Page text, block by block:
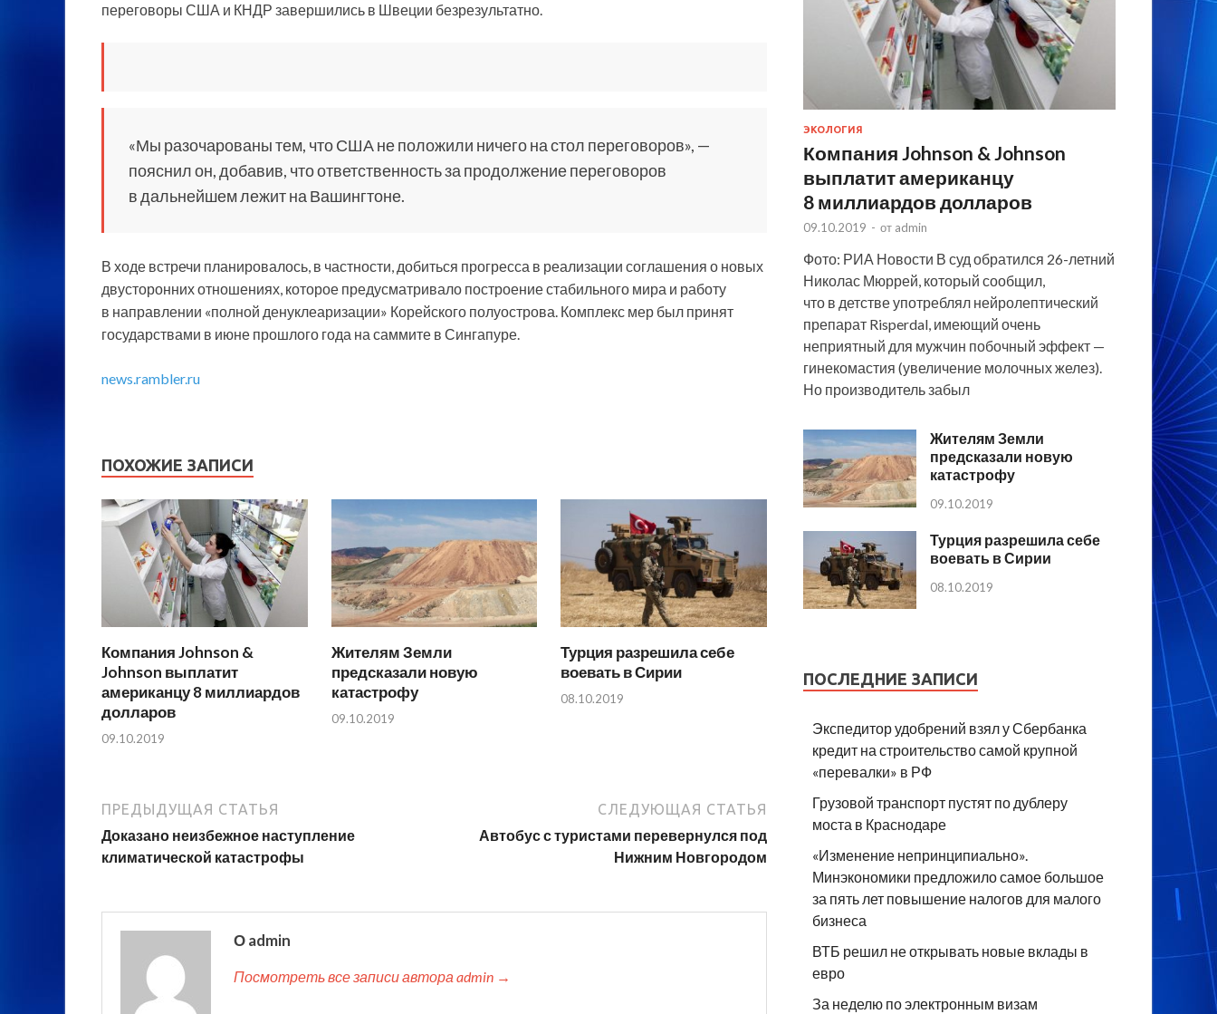
переговоры США и КНДР завершились в Швеции безрезультатно.
«Мы разочарованы тем, что США не положили ничего на стол переговоров», —
пояснил он, добавив, что ответственность за продолжение переговоров
в дальнейшем лежит на Вашингтоне.
В ходе встречи планировалось, в частности, добиться прогресса в реализации соглашения о новых
двусторонних отношениях, которое предусматривало построение стабильного мира и работу
в направлении «полной денуклеаризации» Корейского полуострова. Комплекс мер был принят
государствами в июне прошлого года на саммите в Сингапуре.
news.rambler.ru
ПОХОЖИЕ ЗАПИСИ
Компания Johnson &
Johnson выплатит
американцу 8 миллиардов
долларов
09.10.2019
Жителям Земли
предсказали новую
катастрофу
09.10.2019
Турция разрешила себе
воевать в Сирии
08.10.2019
ПРЕДЫДУЩАЯ СТАТЬЯ
Доказано неизбежное наступление
климатической катастрофы
СЛЕДУЮЩАЯ СТАТЬЯ
Автобус с туристами перевернулся под
Нижним Новгородом
О admin
Посмотреть все записи автора admin →
ЭКОЛОГИЯ
Компания Johnson & Johnson
выплатит американцу
8 миллиардов долларов
09.10.2019 - от admin
Фото: РИА Новости В суд обратился 26-летний
Николас Мюррей, который сообщил,
что в детстве употреблял нейролептический
препарат Risperdal, имеющий очень
неприятный для мужчин побочный эффект —
гинекомастия (увеличение молочных желез).
Но производитель забыл
Жителям Земли
предсказали новую
катастрофу
09.10.2019
Турция разрешила себе
воевать в Сирии
08.10.2019
ПОСЛЕДНИЕ ЗАПИСИ
Экспедитор удобрений взял у Сбербанка
кредит на строительство самой крупной
«перевалки» в РФ
Грузовой транспорт пустят по дублеру
моста в Краснодаре
«Изменение непринципиально».
Минэкономики предложило самое большое
за пять лет повышение налогов для малого
бизнеса
ВТБ решил не открывать новые вклады в
евро
За неделю по электронным визам